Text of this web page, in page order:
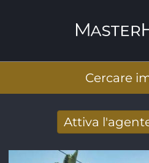
Cercare
Attiva